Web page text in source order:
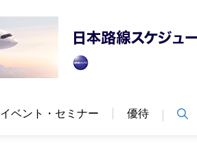
イベント・セミナー 優待